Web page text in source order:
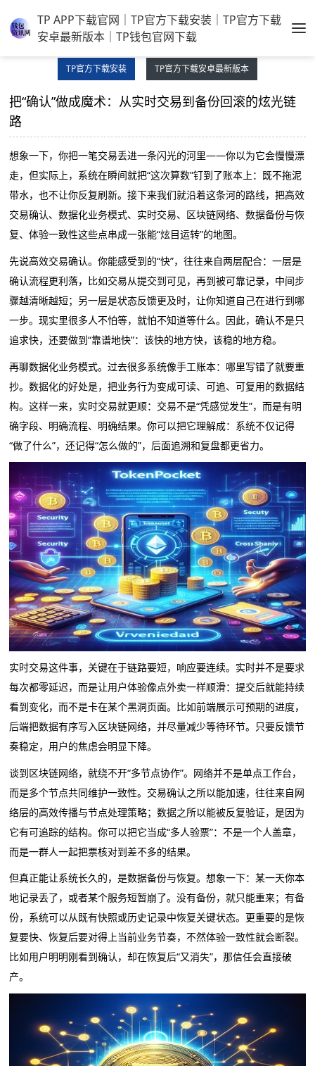
TP APP下载官网｜TP官方下载安装｜TP官方下载
安卓最新版本｜TP钱包官网下载
TP官方下载安装 TP官方下载安卓最新版本
把“确认”做成魔术：从实时交易到备份回滚的炫光链
路
想象一下，你把一笔交易丢进一条闪光的河里——你以为它会慢慢漂
走，但实际上，系统在瞬间就把“这次算数”钉到了账本上：既不拖泥
带水，也不让你反复刷新。接下来我们就沿着这条河的路线，把高效
交易确认、数据化业务模式、实时交易、区块链网络、数据备份与恢
复、体验一致性这些点串成一张能“炫目运转”的地图。
先说高效交易确认。你能感受到的“快”，往往来自两层配合：一层是
确认流程更利落，比如交易从提交到可见，再到被可靠记录，中间步
骤越清晰越短；另一层是状态反馈更及时，让你知道自己在进行到哪
一步。现实里很多人不怕等，就怕不知道等什么。因此，确认不是只
追求快，还要做到“靠谱地快”：该快的地方快，该稳的地方稳。
再聊数据化业务模式。过去很多系统像手工账本：哪里写错了就要重
抄。数据化的好处是，把业务行为变成可读、可追、可复用的数据结
构。这样一来，实时交易就更顺：交易不是“凭感觉发生”，而是有明
确字段、明确流程、明确结果。你可以把它理解成：系统不仅记得
“做了什么”，还记得“怎么做的”，后面追溯和复盘都更省力。
实时交易这件事，关键在于链路要短，响应要连续。实时并不是要求
每次都零延迟，而是让用户体验像点外卖一样顺滑：提交后就能持续
看到变化，而不是卡在某个黑洞页面。比如前端展示可预期的进度，
后端把数据有序写入区块链网络，并尽量减少等待环节。只要反馈节
奏稳定，用户的焦虑会明显下降。
谈到区块链网络，就绕不开“多节点协作”。网络并不是单点工作台，
而是多个节点共同维护一致性。交易确认之所以能加速，往往来自网
络层的高效传播与节点处理策略；数据之所以能被反复验证，是因为
它有可追踪的结构。你可以把它当成“多人验票”：不是一个人盖章，
而是一群人一起把票核对到差不多的结果。
但真正能让系统长久的，是数据备份与恢复。想象一下：某一天你本
地记录丢了，或者某个服务短暂崩了。没有备份，就只能重来；有备
份，系统可以从既有快照或历史记录中恢复关键状态。更重要的是恢
复要快、恢复后要对得上当前业务节奏，不然体验一致性就会断裂。
比如用户明明刚看到确认，却在恢复后“又消失”，那信任会直接破
产。